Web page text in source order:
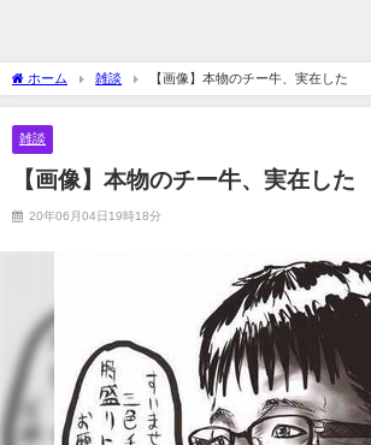
ホーム 雑談 【画像】本物のチー牛、実在した
雑談
【画像】本物のチー牛、実在した
20年06月04日19時18分